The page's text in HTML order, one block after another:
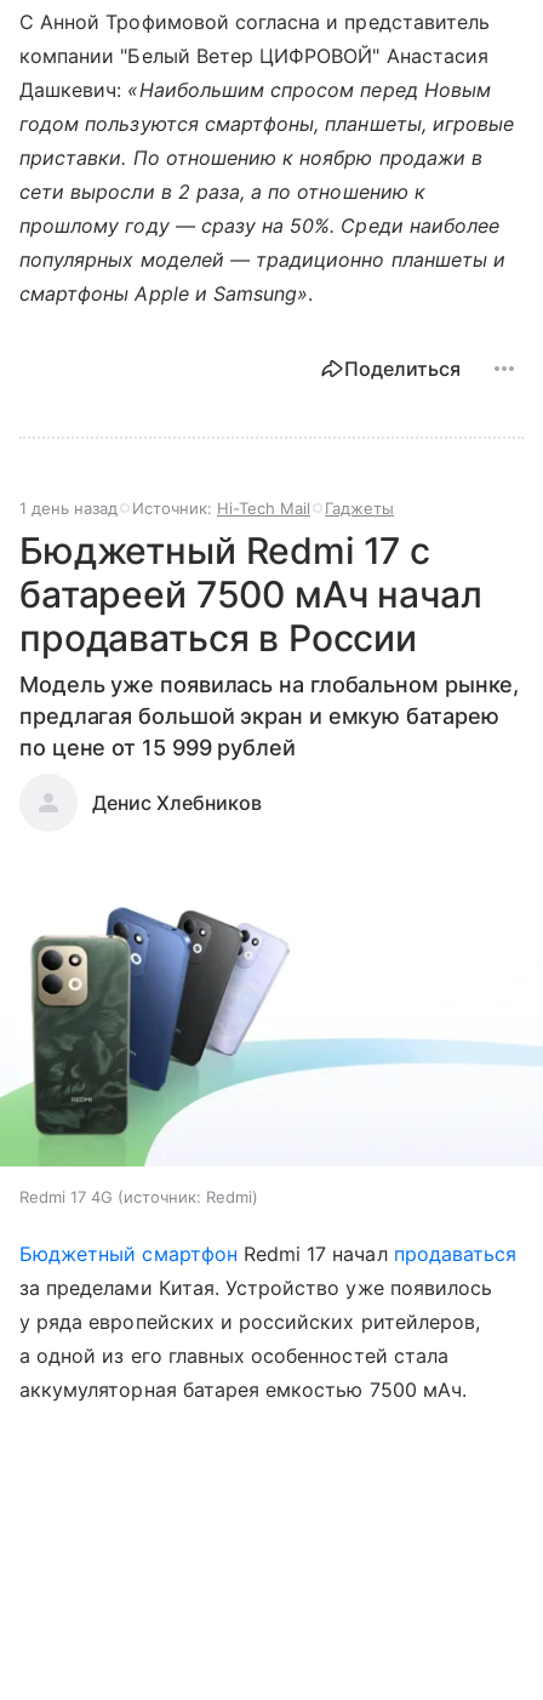
С Анной Трофимовой согласна и представитель
компании "Белый Ветер ЦИФРОВОЙ" Анастасия
Дашкевич: «Наибольшим спросом перед Новым
годом пользуются смартфоны, планшеты, игровые
приставки. По отношению к ноябрю продажи в
сети выросли в 2 раза, а по отношению к
прошлому году — сразу на 50%. Среди наиболее
популярных моделей — традиционно планшеты и
смартфоны Apple и Samsung».
Поделиться
1 день назад Источник: Hi-Tech Mail Гаджеты
Бюджетный Redmi 17 с
батареей 7500 мАч начал
продаваться в России
Модель уже появилась на глобальном рынке,
предлагая большой экран и емкую батарею
по цене от 15 999 рублей
Денис Хлебников
Redmi 17 4G источник: Redmi
Бюджетный смартфон Redmi 17 начал продаваться
за пределами Китая. Устройство уже появилось
у ряда европейских и российских ритейлеров,
а одной из его главных особенностей стала
аккумуляторная батарея емкостью 7500 мАч.